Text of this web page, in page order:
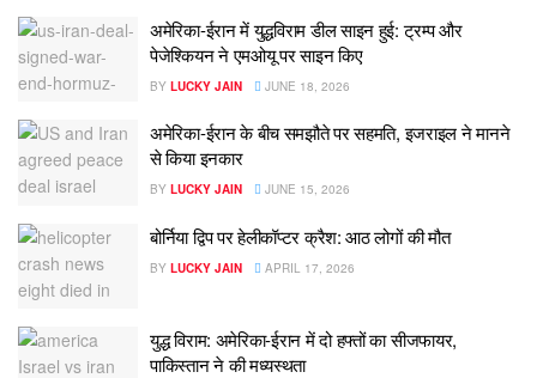
अमेरिका-ईरान में युद्धविराम डील साइन हुई: ट्रम्प और
पेजेश्कियन ने एमओयू पर साइन किए
BY LUCKY JAIN JUNE 18, 2026
अमेरिका-ईरान के बीच समझौते पर सहमति, इजराइल ने मानने
से किया इनकार
BY LUCKY JAIN JUNE 15, 2026
बोर्निया द्विप पर हेलीकॉप्टर क्रैश: आठ लोगों की मौत
BY LUCKY JAIN APRIL 17, 2026
युद्ध विराम: अमेरिका-ईरान में दो हफ्तों का सीजफायर,
पाकिस्तान ने की मध्यस्थता